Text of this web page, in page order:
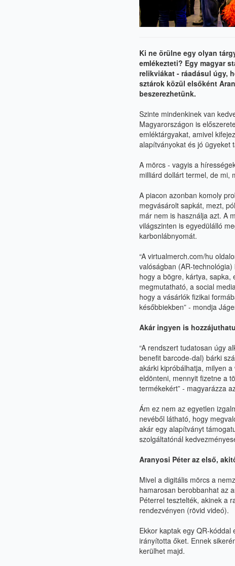
Ki ne örülne egy olyan
emlékezteti? Egy magyar
relikviákat - ráadásul úgy,
sztárok közül elsőként
beszerezhetünk.
Szinte mindenkinek van
Magyarországon is
emléktárgyakat, amivel
alapítványokat és jó ügyeket
A mörcs - vagyis a
milliárd dollárt termel, de mi,
A piacon azonban komoly
megvásárolt sapkát, mezt,
már nem is használja azt. A
világszinten is egyedülálló
karbonlábnyomát.
“A virtualmerch.com/hu
valóságban (AR-
hogy a bögre, kártya, sapka,
megmutatható, a social
hogy a vásárlók fizikai
későbbiekben” - mondja
Akár ingyen is
“A rendszert tudatosan úgy
benefit barcode-dal) bárki
akárki kipróbálhatja, milyen
eldönteni, mennyit fizetne a
termékekért” - magyarázza
Ám ez nem az egyetlen
nevéből látható, hogy
akár egy alapítványt
szolgáltatónál
Aranyosi Péter az első,
Mivel a digitális mörcs a
hamarosan berobbanhat az
Péterrel tesztelték, akinek a
rendezvényen (rövid videó).
Ekkor kaptak egy QR-kóddal
irányította őket. Ennek
kerülhet majd.